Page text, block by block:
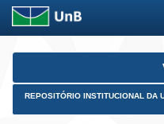
Skip
REPOSITÓRIO INSTITUCIONAL DA